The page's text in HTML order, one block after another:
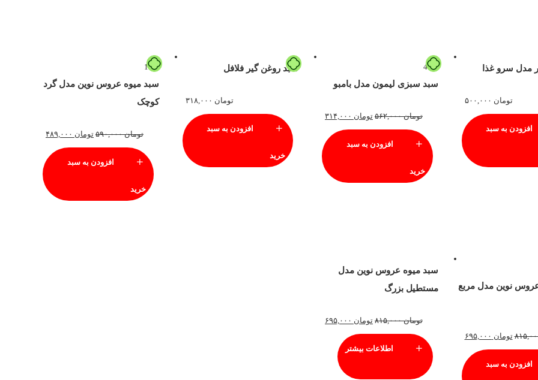
مدل سرو غذا
تومان
افزودن به سبد
44%
سبد سبزی لیمون مدل بامبو
تومان۵۶۲,۰۰۰ تومان
افزودن به سبد
خرید
سبد روغن گیر فلافل
تومان
افزودن به سبد
خرید
17%
سبد میوه عروس نوین مدل گرد
کوچک
تومان۵۹۰,۰۰۰ تومان
افزودن به سبد
خرید
نوین مدل مربع
تومان
افزودن به سبد
سبد میوه عروس نوین مدل
مستطیل بزرگ
تومان۸۱۵,۰۰۰ تومان
اطلاعات بیشتر